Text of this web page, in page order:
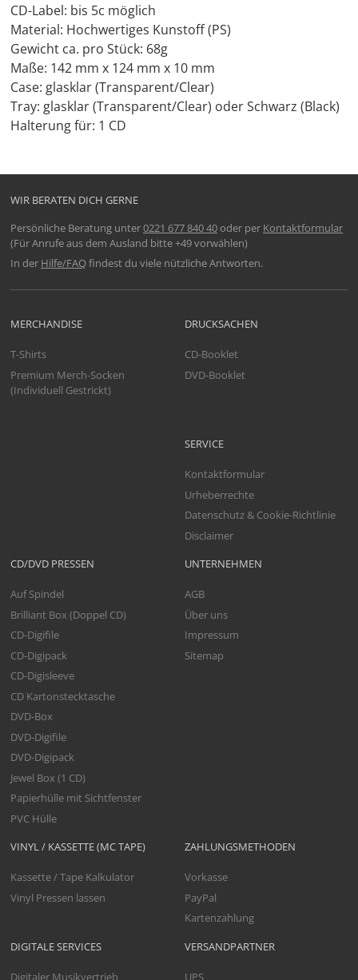
CD-Label: bis 5c möglich
Material: Hochwertiges Kunstoff (PS)
Gewicht ca. pro Stück: 68g
Maße: 142 mm x 124 mm x 10 mm
Case: glasklar (Transparent/Clear)
Tray: glasklar (Transparent/Clear) oder Schwarz (Black)
Halterung für: 1 CD
WIR BERATEN DICH GERNE
Persönliche Beratung unter0221 677 840 40oder per Kontaktformular
(Für Anrufe aus dem Ausland bitte +49 vorwählen)
In der Hilfe/FAQfindest du viele nützliche Antworten.
VINYL / KASSETTE (MC TAPE)
Kassette / Tape Kalkulator
Vinyl Pressen lassen
DIGITALE SERVICES
Digitaler Musikvertrieb
MERCHANDISE
T-Shirts
Premium Merch-Socken
(Individuell Gestrickt)
CD/DVD PRESSEN
Auf Spindel
Brilliant Box (Doppel CD)
CD-Digifile
CD-Digipack
CD-Digisleeve
CD Kartonstecktasche
DVD-Box
DVD-Digifile
DVD-Digipack
Jewel Box (1 CD)
Papierhülle mit Sichtfenster
PVC Hülle
DRUCKSACHEN
CD-Booklet
DVD-Booklet
SERVICE
Kontaktformular
Urheberrechte
Datenschutz & Cookie-Richtlinie
Disclaimer
UNTERNEHMEN
AGB
Über uns
Impressum
Sitemap
ZAHLUNGSMETHODEN
Vorkasse
PayPal
Kartenzahlung
VERSANDPARTNER
UPS